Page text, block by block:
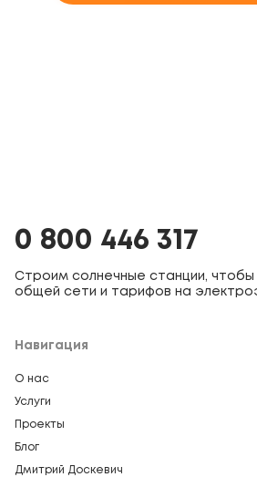
0 800 446 317
Строим солнечные станции, чтобы
общей сети и тарифов на
Навигация
О нас
Услуги
Проекты
Блог
Дмитрий Доскевич